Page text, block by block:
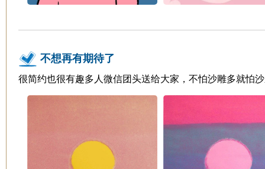
不想再有期待了
很简约也很有趣多人微信团头送给大家，不怕沙雕多就怕